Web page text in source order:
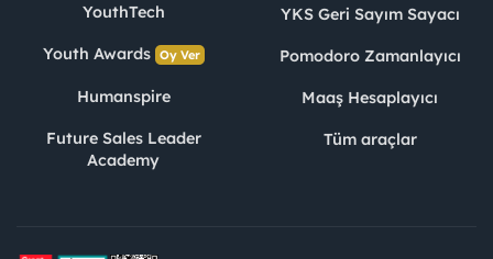
YouthTech
Youth Awards Oy Ver
Humanspire
Future Sales Leader
Academy
YKS Geri Sayım Sayacı
Pomodoro Zamanlayıcı
Maaş Hesaplayıcı
Tüm araçlar